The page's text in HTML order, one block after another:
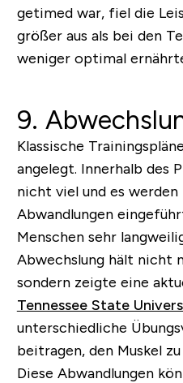
getimedwar, fiel die
größer aus als bei den
weniger optimal
9.
Klassische
angelegt. Innerhalb des
nicht viel und es
Abwandlungen
Menschen sehr
Abwechslung hält nicht
sondern zeigte eine
Tennessee State
unterschiedliche
beitragen, den Muskel
Diese Abwandlungen